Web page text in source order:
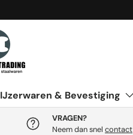
IJzerwaren & Bevestiging
VRAGEN?
Neem dan snel contact